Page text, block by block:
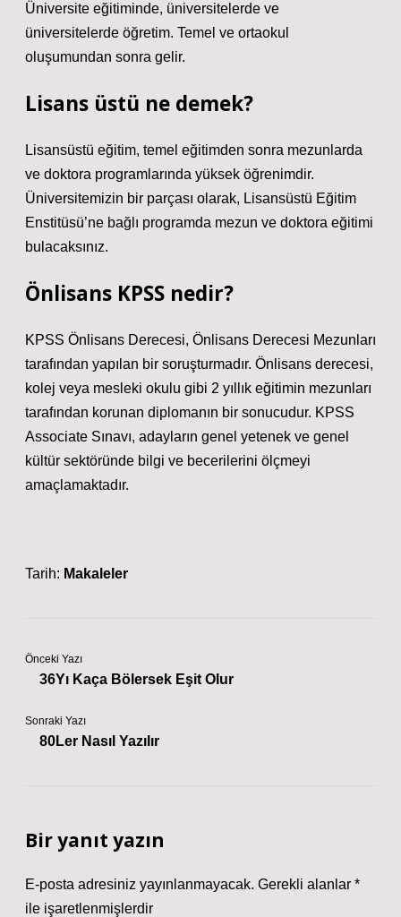
Üniversite eğitiminde, üniversitelerde ve
üniversitelerde öğretim. Temel ve ortaokul
oluşumundan sonra gelir.
Lisans üstü ne demek?
Lisansüstü eğitim, temel eğitimden sonra mezunlarda
ve doktora programlarında yüksek öğrenimdir.
Üniversitemizin bir parçası olarak, Lisansüstü Eğitim
Enstitüsü’ne bağlı programda mezun ve doktora eğitimi
bulacaksınız.
Önlisans KPSS nedir?
KPSS Önlisans Derecesi, Önlisans Derecesi Mezunları
tarafından yapılan bir soruşturmadır. Önlisans derecesi,
kolej veya mesleki okulu gibi 2 yıllık eğitimin mezunları
tarafından korunan diplomanın bir sonucudur. KPSS
Associate Sınavı, adayların genel yetenek ve genel
kültür sektöründe bilgi ve becerilerini ölçmeyi
amaçlamaktadır.
Tarih: Makaleler
Önceki Yazı
36Yı Kaça Bölersek Eşit Olur
Sonraki Yazı
80Ler Nasıl Yazılır
Bir yanıt yazın
E-posta adresiniz yayınlanmayacak. Gerekli alanlar *
ile işaretlenmişlerdir